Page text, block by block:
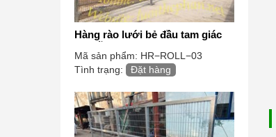
Hàng rào lưới bẻ đầu tam giác
mạ kẽm
Mã sản phẩm: HR−ROLL−03
Tình trạng:
Đặt hàng